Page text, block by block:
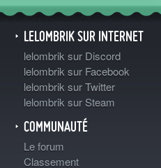
LELOMBRIK SUR INTERNET
lelombrik sur Discord
lelombrik sur Facebook
lelombrik sur Twitter
lelombrik sur Steam
COMMUNAUTÉ
Le forum
Classement